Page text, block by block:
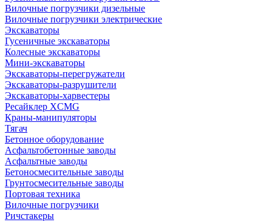
Вилочные погрузчики дизельные
Вилочные погрузчики электрические
Экскаваторы
Гусеничные экскаваторы
Колесные экскаваторы
Мини-экскаваторы
Экскаваторы-перегружатели
Экскаваторы-разрушители
Экскаваторы-харвестеры
Ресайклер XCMG
Краны-манипуляторы
Тягач
Бетонное оборудование
Асфальтобетонные заводы
Асфальтные заводы
Бетоносмесительные заводы
Грунтосмесительные заводы
Портовая техника
Вилочные погрузчики
Ричстакеры